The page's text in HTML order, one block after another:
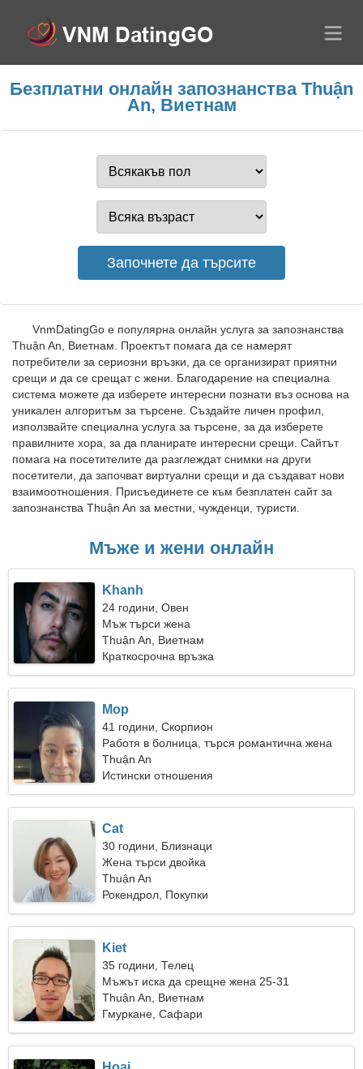
Безплатни онлайн запознанства Thuận
An, Виетнам
VnmDatingGo е популярна онлайн услуга за запознанства
Thuận An, Виетнам. Проектът помага да се намерят
потребители за сериозни връзки, да се организират приятни
срещи и да се срещат с жени. Благодарение на специална
система можете да изберете интересни познати въз основа на
уникален алгоритъм за търсене. Създайте личен профил,
използвайте специална услуга за търсене, за да изберете
правилните хора, за да планирате интересни срещи. Сайтът
помага на посетителите да разглеждат снимки на други
посетители, да започват виртуални срещи и да създават нови
взаимоотношения. Присъединете се към безплатен сайт за
запознанства Thuận An за местни, чужденци, туристи.
Мъже и жени онлайн
Khanh
24 години, Овен
Мъж търси жена
Thuận An, Виетнам
Краткосрочна връзка
Mop
41 години, Скорпион
Работя в болница, търся романтична жена
Thuận An
Истински отношения
Cat
30 години, Близнаци
Жена търси двойка
Thuận An
Рокендрол, Покупки
Kiet
35 години, Телец
Мъжът иска да срещне жена 25-31
Thuận An, Виетнам
Гмуркане, Сафари